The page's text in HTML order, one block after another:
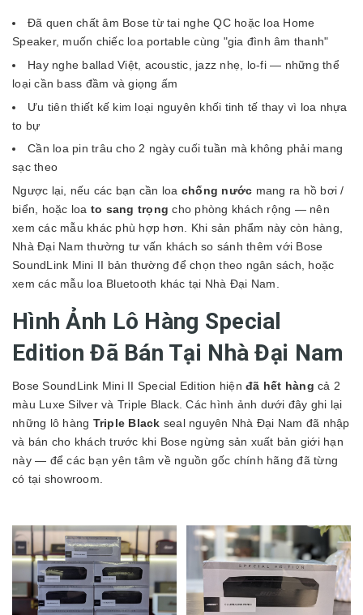
Đã quen chất âm Bose từ tai nghe QC hoặc loa Home
Speaker, muốn chiếc loa portable cùng "gia đình âm thanh"
Hay nghe ballad Việt, acoustic, jazz nhẹ, lo-fi — những thể
loại cần bass đầm và giọng ấm
Ưu tiên thiết kế kim loại nguyên khối tinh tế thay vì loa nhựa
to bự
Cần loa pin trâu cho 2 ngày cuối tuần mà không phải mang
sạc theo
Ngược lại, nếu các bạn cần loa chống nước mang ra hồ bơi /
biển, hoặc loa to sang trọng cho phòng khách rộng — nên
xem các mẫu khác phù hợp hơn. Khi sản phẩm này còn hàng,
Nhà Đại Nam thường tư vấn khách so sánh thêm với Bose
SoundLink Mini II bản thường để chọn theo ngân sách, hoặc
xem các mẫu loa Bluetooth khác tại Nhà Đại Nam
Hình Ảnh Lô Hàng Special
Edition Đã Bán Tại Nhà Đại Nam
Bose SoundLink Mini II Special Edition hiện đã hết hàng cả 2
màu Luxe Silver và Triple Black. Các hình ảnh dưới đây ghi lại
những lô hàng Triple Black seal nguyên Nhà Đại Nam đã nhập
và bán cho khách trước khi Bose ngừng sản xuất bản giới hạn
này — để các bạn yên tâm về nguồn gốc chính hãng đã từng
có tại showroom.